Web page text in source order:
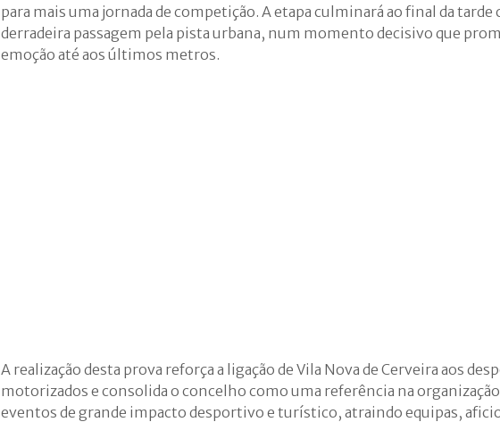
para mais uma jornada de competição. A etapa culminará ao final da tarde
derradeira passagem pela pista urbana, num momento decisivo que
emoção até aos últimos metros.
A realização desta prova reforça a ligação de Vila Nova de Cerveira aos
motorizados e consolida o concelho como uma referência na
eventos de grande impacto desportivo e turístico, atraindo equipas,